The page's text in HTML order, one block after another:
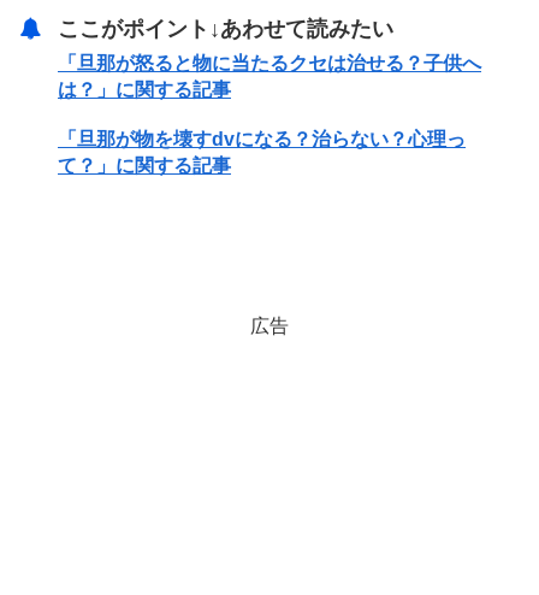
ここがポイント↓あわせて読みたい
「旦那が怒ると物に当たるクセは治せる？子供へ
は？」に関する記事
「旦那が物を壊すdvになる？治らない？心理っ
て？」に関する記事
広告